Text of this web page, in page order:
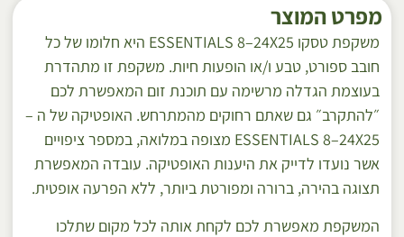
מפרט המוצר
משקפת טסקו ESSENTIALS 8–24X25 היא חלומו של כל
חובב ספורט, טבע ו/או הופעות חיות. משקפת זו מתהדרת
בעוצמת הגדלה מרשימה עם תוכנת זום המאפשרת לכם
״להתקרב״ גם שאתם רחוקים מהמתרחש. האופטיקה של ה –
ESSENTIALS 8–24X25 מצופה במלואה, במספר ציפויים
אשר נועדו לדייק את היענות האופטיקה. עובדה המאפשרת
תצוגה בהירה, ברורה ומפורטת ביותר, ללא הפרעה אופטית.
המשקפת מאפשרת לכם לקחת אותה לכל מקום שתלכו